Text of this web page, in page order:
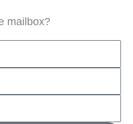
mailbox?